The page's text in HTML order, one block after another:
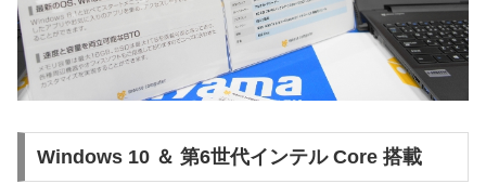
Windows 10 ＆ 第6世代インテル Core 搭載